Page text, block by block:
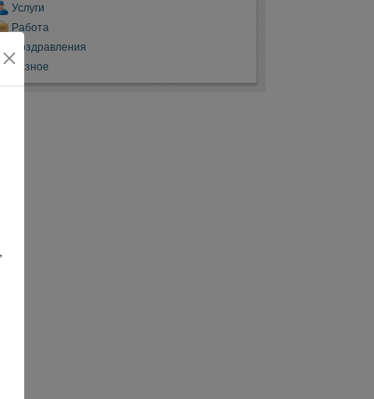
Услуги
Работа
Поздравления
Разное